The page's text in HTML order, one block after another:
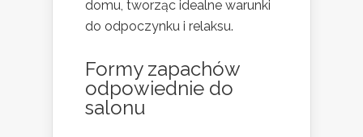
domu, tworząc idealne warunki
do odpoczynku i relaksu.
Formy zapachów
odpowiednie do
salonu